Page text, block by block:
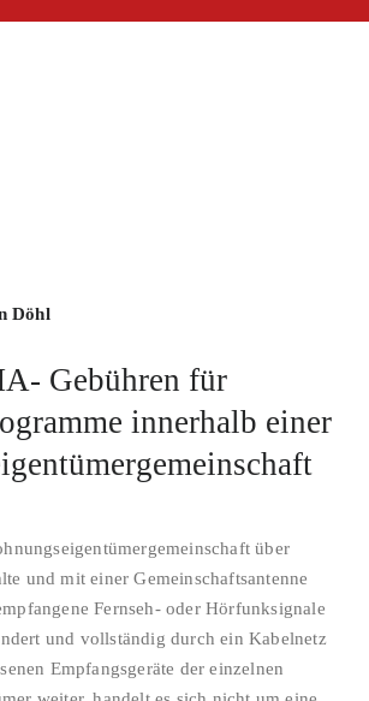
Döhl
Gebühren für
innerhalb einer
über
und mit einer Gemeinschaftsantenne
Fernseh- oder Hörfunksignale
und vollständig durch ein Kabelnetz
Empfangsgeräte der einzelnen